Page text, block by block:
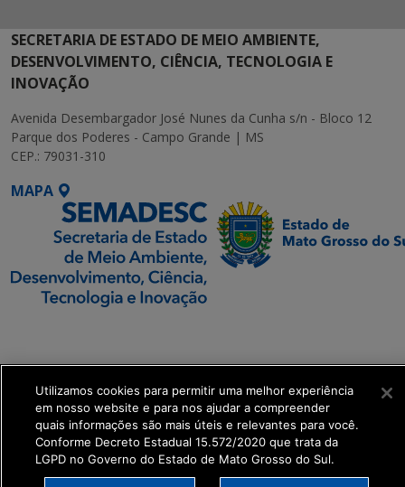
SECRETARIA DE ESTADO DE MEIO AMBIENTE,
DESENVOLVIMENTO, CIÊNCIA, TECNOLOGIA E
INOVAÇÃO
Avenida Desembargador José Nunes da Cunha s/n - Bloco 12
Parque dos Poderes - Campo Grande | MS
CEP.: 79031-310
MAPA
Transformação Digital
get_footer();
Utilizamos cookies para permitir uma melhor experiência
em nosso website e para nos ajudar a compreender
quais informações são mais úteis e relevantes para você.
Conforme Decreto Estadual 15.572/2020 que trata da
LGPD no Governo do Estado de Mato Grosso do Sul.